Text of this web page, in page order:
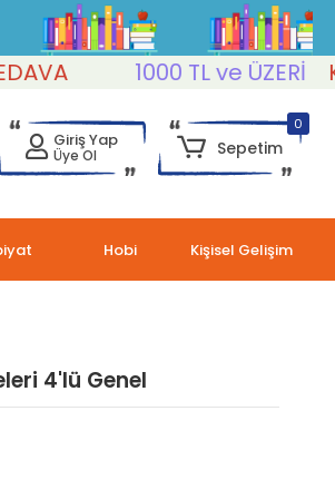
1000 TL ve ÜZERİ
Giriş Yap
Üye Ol
0
Sepetim
Hobi Kişisel Gelişim
4'lü Genel